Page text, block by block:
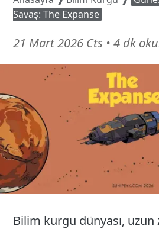
Savaş: The Expanse
21 Mart 2026 Cts 21
Mart
26
• 4 dk
Bilim kurgu dünyası, uzun